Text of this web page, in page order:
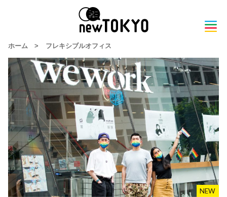
ホーム > フレキシブルオフィス